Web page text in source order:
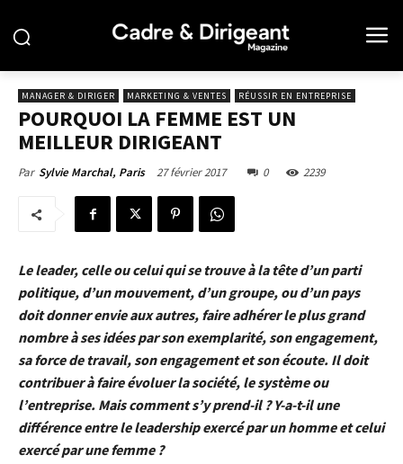
MANAGER & DIRIGER MARKETING & VENTES RÉUSSIR EN ENTREPRISE
POURQUOI LA FEMME EST UN
MEILLEUR DIRIGEANT
Par Sylvie Marchal, Paris 27 février 2017 0 2239
Le leader, celle ou celui qui se trouve à la tête d’un parti
politique, d’un mouvement, d’un groupe, ou d’un pays
doit donner envie aux autres, faire adhérer le plus grand
nombre à ses idées par son exemplarité, son engagement,
sa force de travail, son engagement et son écoute. Il doit
contribuer à faire évoluer la société, le système ou
l’entreprise. Mais comment s’y prend-il ? Y-a-t-il une
différence entre le leadership exercé par un homme et celui
exercé par une femme ?